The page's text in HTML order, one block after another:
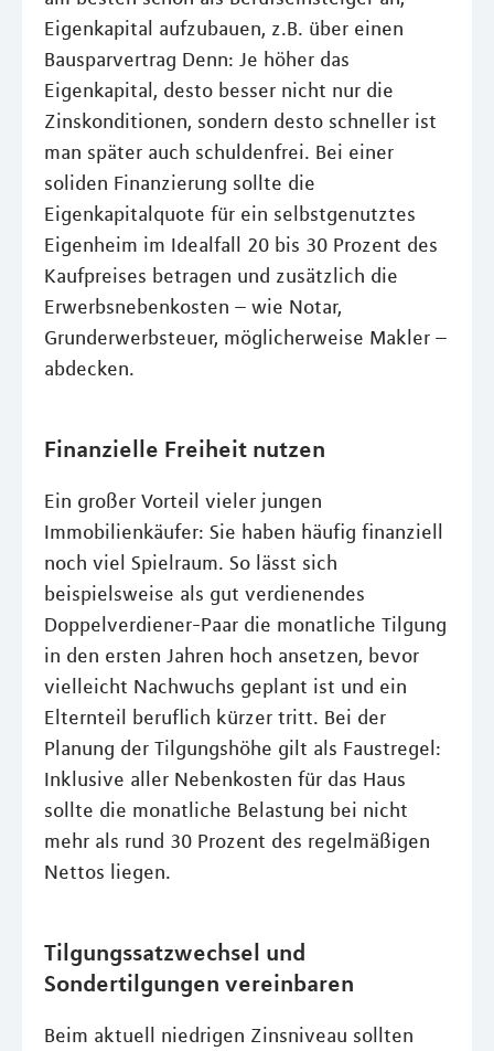
Eigenkapital aufzubauen, z.B. über einen
Bausparvertrag Denn: Je höher das
Eigenkapital, desto besser nicht nur die
Zinskonditionen, sondern desto schneller ist
man später auch schuldenfrei. Bei einer
soliden Finanzierung sollte die
Eigenkapitalquote für ein selbstgenutztes
Eigenheim im Idealfall 20 bis 30 Prozent des
Kaufpreises betragen und zusätzlich die
Erwerbsnebenkosten – wie Notar,
Grunderwerbsteuer, möglicherweise Makler –
abdecken.
Finanzielle Freiheit nutzen
Ein großer Vorteil vieler jungen
Immobilienkäufer: Sie haben häufig finanziell
noch viel Spielraum. So lässt sich
beispielsweise als gut verdienendes
Doppelverdiener-Paar die monatliche Tilgung
in den ersten Jahren hoch ansetzen, bevor
vielleicht Nachwuchs geplant ist und ein
Elternteil beruflich kürzer tritt. Bei der
Planung der Tilgungshöhe gilt als Faustregel:
Inklusive aller Nebenkosten für das Haus
sollte die monatliche Belastung bei nicht
mehr als rund 30 Prozent des regelmäßigen
Nettos liegen.
Tilgungssatzwechsel und
Sondertilgungen vereinbaren
Beim aktuell niedrigen Zinsniveau sollten